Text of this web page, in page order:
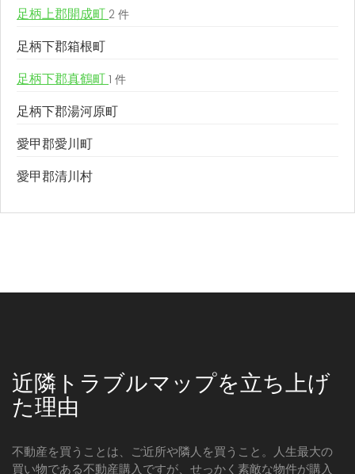
足柄上郡開成町 2 件
足柄下郡箱根町
足柄下郡真鶴町 1 件
足柄下郡湯河原町
愛甲郡愛川町
愛甲郡清川村
近隣トラブルマップを立ち上げ
た理由
不動産を買うことは、ご近所や隣人を買うこと。人生最大の
買い物である不動産購入ですが、せっかく素敵な物件が購入